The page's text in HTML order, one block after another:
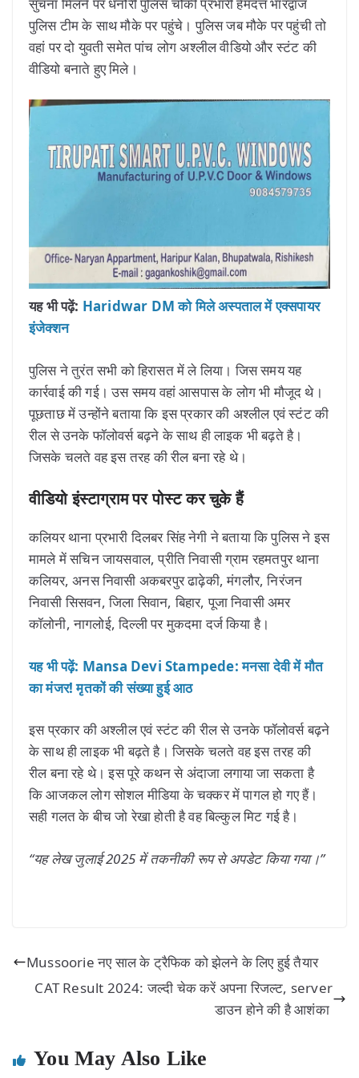
पुलिस टीम के साथ मौके पर पहुंचे। पुलिस जब मौके पर पहुंची तो
वहां पर दो युवती समेत पांच लोग अश्लील वीडियो और स्टंट की
वीडियो बनाते हुए मिले।
यह भी पढ़ें: Haridwar DM को मिले अस्पताल में एक्सपायर
इंजेक्शन
पुलिस ने तुरंत सभी को हिरासत में ले लिया। जिस समय यह
कार्रवाई की गई। उस समय वहां आसपास के लोग भी मौजूद थे।
पूछताछ में उन्होंने बताया कि इस प्रकार की अश्लील एवं स्टंट की
रील से उनके फॉलोवर्स बढ़ने के साथ ही लाइक भी बढ़ते है।
जिसके चलते वह इस तरह की रील बना रहे थे।
वीडियो इंस्टाग्राम पर पोस्ट कर चुके हैं
कलियर थाना प्रभारी दिलबर सिंह नेगी ने बताया कि पुलिस ने इस
मामले में सचिन जायसवाल, प्रीति निवासी ग्राम रहमतपुर थाना
कलियर, अनस निवासी अकबरपुर ढाढ़ेकी, मंगलौर, निरंजन
निवासी सिसवन, जिला सिवान, बिहार, पूजा निवासी अमर
कॉलोनी, नागलोई, दिल्ली पर मुकदमा दर्ज किया है।
यह भी पढ़ें: Mansa Devi Stampede: मनसा देवी में मौत
का मंजर! मृतकों की संख्या हुई आठ
इस प्रकार की अश्लील एवं स्टंट की रील से उनके फॉलोवर्स बढ़ने
के साथ ही लाइक भी बढ़ते है। जिसके चलते वह इस तरह की
रील बना रहे थे। इस पूरे कथन से अंदाजा लगाया जा सकता है
कि आजकल लोग सोशल मीडिया के चक्कर में पागल हो गए हैं।
सही गलत के बीच जो रेखा होती है वह बिल्कुल मिट गई है।
“यह लेख जुलाई 2025 में तकनीकी रूप से अपडेट किया गया।”
Mussoorie नए साल के ट्रैफिक को झेलने के लिए हुई तैयार
CAT Result 2024: जल्दी चेक करें अपना रिजल्ट, server
डाउन होने की है आशंका
You May Also Like